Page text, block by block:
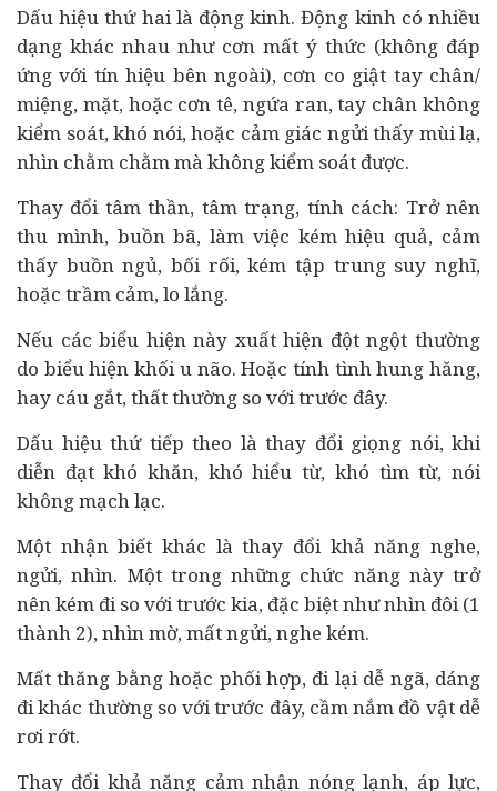
Dấu hiệu thứ hai là động kinh. Động kinh có nhiều
dạng khác nhau như cơn mất ý thức (không đáp
ứng với tín hiệu bên ngoài), cơn co giật tay chân/
miệng, mặt, hoặc cơn tê, ngứa ran, tay chân không
kiểm soát, khó nói, hoặc cảm giác ngửi thấy mùi lạ,
nhìn chằm chằm mà không kiểm soát được.
Thay đổi tâm thần, tâm trạng, tính cách: Trở nên
thu mình, buồn bã, làm việc kém hiệu quả, cảm
thấy buồn ngủ, bối rối, kém tập trung suy nghĩ,
hoặc trầm cảm, lo lắng.
Nếu các biểu hiện này xuất hiện đột ngột thường
do biểu hiện khối u não. Hoặc tính tình hung hăng,
hay cáu gắt, thất thường so với trước đây.
Dấu hiệu thứ tiếp theo là thay đổi giọng nói, khi
diễn đạt khó khăn, khó hiểu từ, khó tìm từ, nói
không mạch lạc.
Một nhận biết khác là thay đổi khả năng nghe,
ngửi, nhìn. Một trong những chức năng này trở
nên kém đi so với trước kia, đặc biệt như nhìn đôi (1
thành 2), nhìn mờ, mất ngửi, nghe kém.
Mất thăng bằng hoặc phối hợp, đi lại dễ ngã, dáng
đi khác thường so với trước đây, cầm nắm đồ vật dễ
rơi rớt.
Thay đổi khả năng cảm nhận nóng lạnh, áp lực,